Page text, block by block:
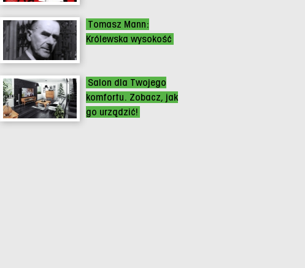
Tomasz Mann:
Królewska wysokość
Salon dla Twojego
komfortu. Zobacz, jak
go urządzić!